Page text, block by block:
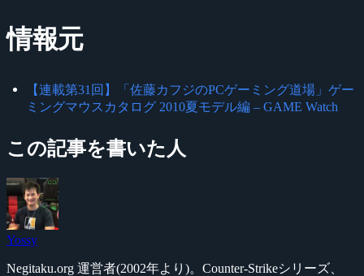
情報元
【連載第31回】「佐藤カフジのPCゲーミング道場」ゲー
ミングマウスカタログ 2010夏モデル編 – GAME Watch
この記事を書いた人
Yossy
Negitaku.org 運営者(2002年より)。Counter-Strikeシリーズ、